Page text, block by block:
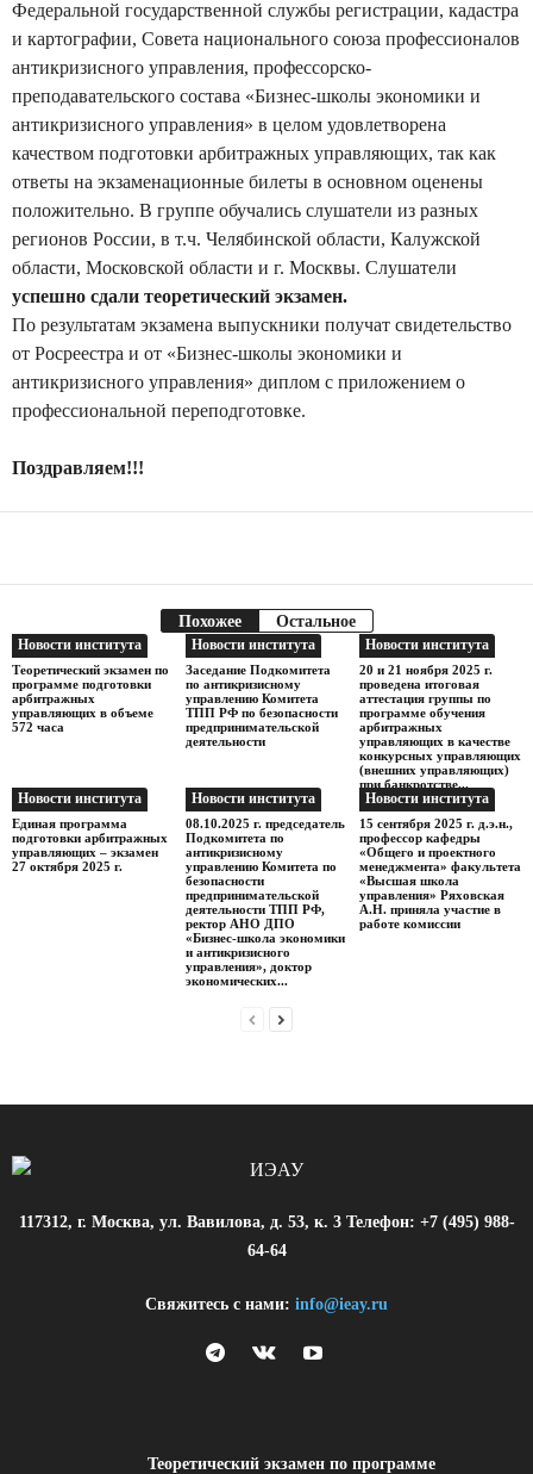
Федеральной государственной службы регистрации, кадастра
и картографии, Совета национального союза профессионалов
антикризисного управления, профессорско-
преподавательского состава «Бизнес-школы экономики и
антикризисного управления» в целом удовлетворена
качеством подготовки арбитражных управляющих, так как
ответы на экзаменационные билеты в основном оценены
положительно. В группе обучались слушатели из разных
регионов России, в т.ч. Челябинской области, Калужской
области, Московской области и г. Москвы. Слушатели
успешно сдали теоретический экзамен.
По результатам экзамена выпускники получат свидетельство
от Росреестра и от «Бизнес-школы экономики и
антикризисного управления» диплом с приложением о
профессиональной переподготовке.
Поздравляем!!!
Похожее Остальное
Новости института
Теоретический экзамен по
программе подготовки
арбитражных
управляющих в объеме
572 часа
Новости института
Заседание Подкомитета
по антикризисному
управлению Комитета
ТПП РФ по безопасности
предпринимательской
деятельности
Новости института
20 и 21 ноября 2025 г.
проведена итоговая
аттестация группы по
программе обучения
арбитражных
управляющих в качестве
конкурсных управляющих
(внешних управляющих)
при банкротстве...
Новости института
Единая программа
подготовки арбитражных
управляющих – экзамен
27 октября 2025 г.
Новости института
08.10.2025 г. председатель
Подкомитета по
антикризисному
управлению Комитета по
безопасности
предпринимательской
деятельности ТПП РФ,
ректор АНО ДПО
«Бизнес-школа экономики
и антикризисного
управления», доктор
экономических...
Новости института
15 сентября 2025 г. д.э.н.,
профессор кафедры
«Общего и проектного
менеджмента» факультета
«Высшая школа
управления» Ряховская
А.Н. приняла участие в
работе комиссии
117312, г. Москва, ул. Вавилова, д. 53, к. 3 Телефон: +7 (495) 988-
64-64
Свяжитесь с нами: info@ieay.ru
Теоретический экзамен по программе